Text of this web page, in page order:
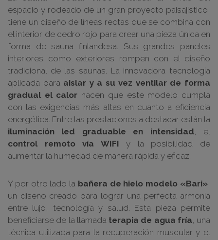
espacio y rodeado de un gran proyecto paisajístico,
tiene un diseño de líneas rectas que se combina con
el interior de cedro rojo para crear una pieza única en
forma de sauna finlandesa. Sus grandes paneles
interiores como exteriores rompen con el diseño
tradicional de las saunas. La innovadora tecnología
aplicada para aislar y a su vez ventilar de forma
gradual el calor hacen que este modelo cumpla
con las exigencias más altas en cuanto a eficiencia
energética. Entre las prestaciones a destacar están la
iluminación led graduable en intensidad , el
control remoto vía WIFI y la posibilidad de
aumentar la humedad de manera rápida y eficaz.
Y por otro lado la bañera de hielo modelo «Bari»
un diseño creado para lograr una perfecta armonía
entre lujo, tecnología y salud. Esta pieza permite
beneficiarse de la llamada terapia de agua fría , una
técnica utilizada para la recuperación muscular y el